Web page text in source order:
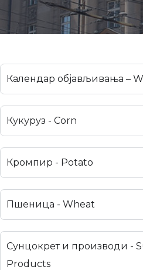
Календар објављивања –
Кукуруз - Corn
Кромпир - Potato
Пшеница - Wheat
Сунцокрет и производи -
Products